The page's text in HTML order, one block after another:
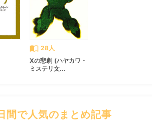
import_contacts 28人
Xの悲劇 (ハヤカワ・
ミステリ文...
間で人気のまとめ記事